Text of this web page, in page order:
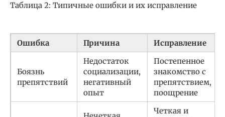
Таблица 2: Типичные ошибки и их исправление
Ошибка Причина Исправление
Боязнь
препятствий
Недостаток
социализации,
негативный
опыт
Постепенное
знакомство с
препятствием,
поощрение
Четкая и